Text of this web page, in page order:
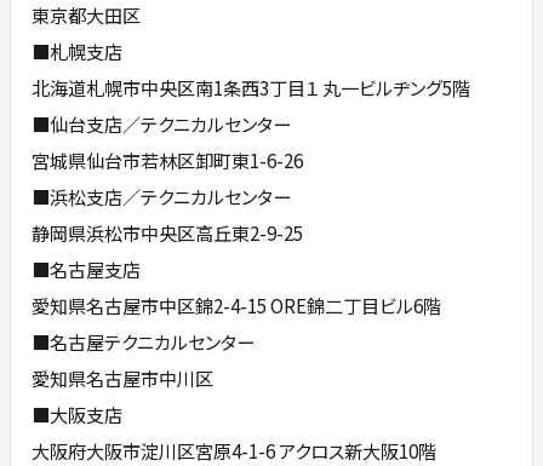
東京都大田区
■札幌支店
北海道札幌市中央区南1条西3丁目１ 丸一ビルヂング5階
■仙台支店／テクニカルセンター
宮城県仙台市若林区卸町東1-6-26
■浜松支店／テクニカルセンター
静岡県浜松市中央区高丘東2-9-25
■名古屋支店
愛知県名古屋市中区錦2-4-15 ORE錦二丁目ビル6階
■名古屋テクニカルセンター
愛知県名古屋市中川区
■大阪支店
大阪府大阪市淀川区宮原4-1-6 アクロス新大阪10階